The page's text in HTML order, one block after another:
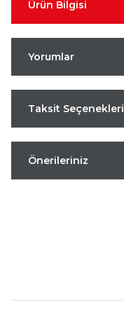
Ürün Bilgisi
Yorumlar
Taksit Seçenekleri
Önerileriniz